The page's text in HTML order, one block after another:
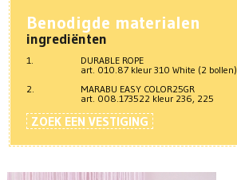
Benodigde materialen
ingrediënten
1.
DURABLE ROPE
art. 010.87 kleur 310 White (2 bollen)
2.
MARABU EASY COLOR25GR
art. 008.173522 kleur 236, 225
ZOEK EEN VESTIGING